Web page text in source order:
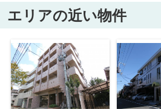
エリアの近い物件